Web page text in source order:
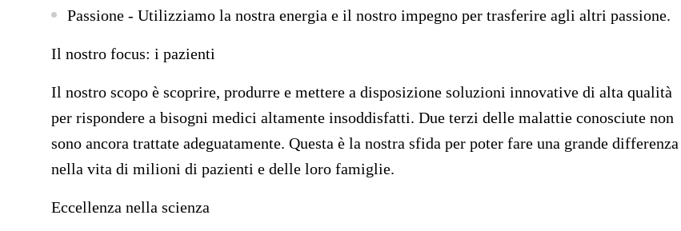
Passione - Utilizziamo la nostra energia e il nostro impegno per trasferire agli altri passione.
Il nostro focus: i pazienti
Il nostro scopo è scoprire, produrre e mettere a disposizione soluzioni innovative di alta qualità
per rispondere a bisogni medici altamente insoddisfatti. Due terzi delle malattie conosciute non
sono ancora trattate adeguatamente. Questa è la nostra sfida per poter fare una grande differenza
nella vita di milioni di pazienti e delle loro famiglie.
Eccellenza nella scienza